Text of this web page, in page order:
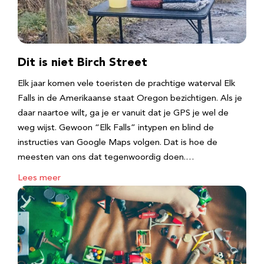
Dit is niet Birch Street
Elk jaar komen vele toeristen de prachtige waterval Elk
Falls in de Amerikaanse staat Oregon bezichtigen. Als je
daar naartoe wilt, ga je er vanuit dat je GPS je wel de
weg wijst. Gewoon “Elk Falls” intypen en blind de
instructies van Google Maps volgen. Dat is hoe de
meesten van ons dat tegenwoordig doen.…
Lees meer